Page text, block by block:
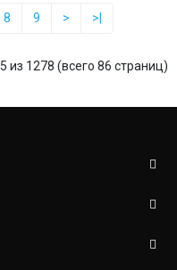
8 9 > >|
из 1278 (всего 86 страниц)